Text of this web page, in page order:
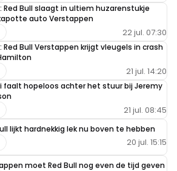
Red Bull slaagt in ultiem huzarenstukje
auto Verstappen
22 jul. 07:30
Red Bull Verstappen krijgt vleugels in crash
21 jul. 14:20
faalt hopeloos achter het stuur bij Jeremy
21 jul. 08:45
lijkt hardnekkig lek nu boven te hebben
20 jul. 15:15
moet Red Bull nog even de tijd geven